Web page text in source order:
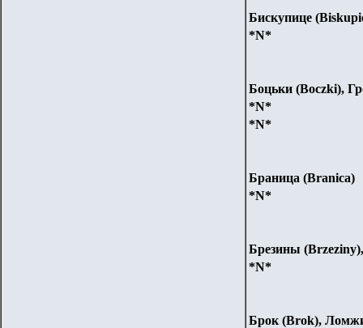
Бискупице
*N*
Боцьки (Boczki),
*N*
*N*
Браница (Branica)
*N*
Брезины
*N*
Брок (Brok),